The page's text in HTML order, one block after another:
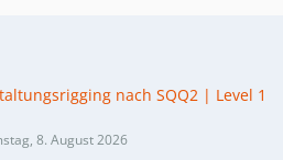
nach SQQ2 | Level 1
8. August 2026